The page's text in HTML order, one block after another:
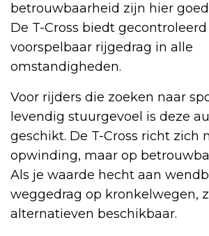
betrouwbaarheid zijn hier
De T-Cross biedt gecontroleerd
voorspelbaar rijgedrag in alle
omstandigheden.
Voor rijders die zoeken naar
levendig stuurgevoel is deze
geschikt. De T-Cross richt zich
opwinding, maar op
Als je waarde hecht aan
weggedrag op kronkelwegen,
alternatieven beschikbaar.